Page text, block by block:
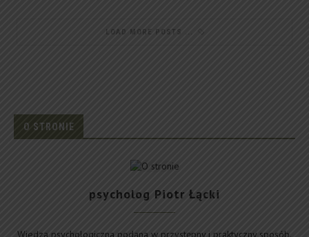
LOAD MORE POSTS
O STRONIE
psycholog Piotr Łącki
Wiedza psychologiczna podana w przystępny i praktyczny sposób.